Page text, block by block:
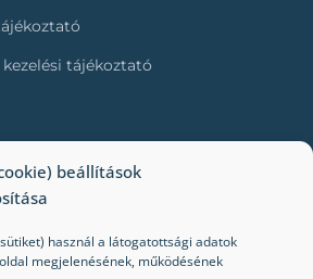
beállítások
használ a látogatottsági adatok
megjelenésének, működésének
tájékoztató